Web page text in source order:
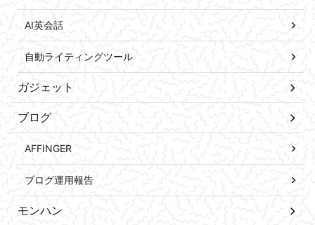
AI英会話
自動ライティングツール
ガジェット
ブログ
AFFINGER
ブログ運用報告
モンハン